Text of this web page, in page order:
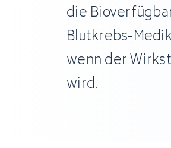
die
Blutkrebs-
wenn der
wird.